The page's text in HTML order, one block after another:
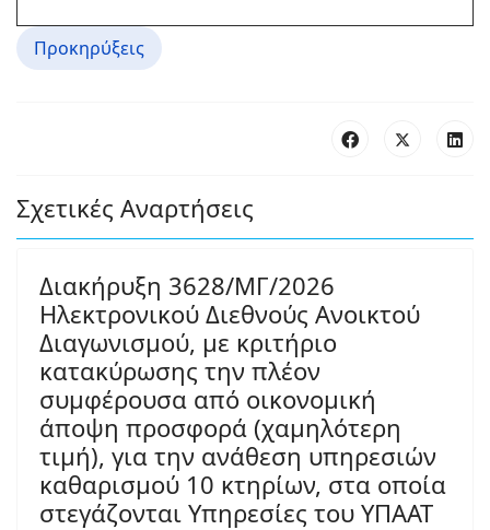
Προκηρύξεις
Σχετικές Αναρτήσεις
Διακήρυξη 3628/ΜΓ/2026
Ηλεκτρονικού Διεθνούς Ανοικτού
Διαγωνισμού, με κριτήριο
κατακύρωσης την πλέον
συμφέρουσα από οικονομική
άποψη προσφορά (χαμηλότερη
τιμή), για την ανάθεση υπηρεσιών
καθαρισμού 10 κτηρίων, στα οποία
στεγάζονται Υπηρεσίες του ΥΠΑΑΤ